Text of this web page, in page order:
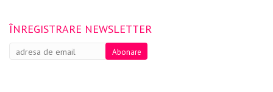
ÎNREGISTRARE NEWSLETTER